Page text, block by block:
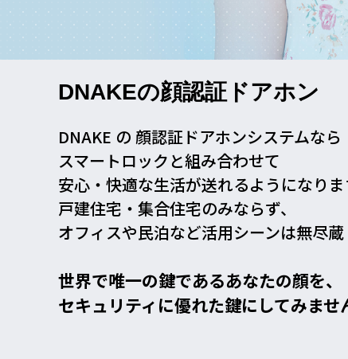
DNAKEの顔認証ドアホン
DNAKE の 顔認証ドアホンシステムなら
スマートロックと組み合わせて
安心・快適な生活が送れるようになり
戸建住宅・集合住宅のみならず、
オフィスや民泊など活用シーンは無尽
世界で唯一の鍵であるあなたの顔を、
セキュリティに優れた鍵にしてみませ